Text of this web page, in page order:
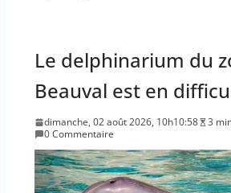
Le delphinarium du
Beauval est en
dimanche, 02 août 2026, 10h10:58
3
0 Commentaire